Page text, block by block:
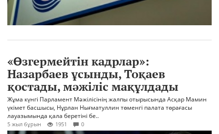
«Өзгермейтін кадрлар»:
Назарбаев ұсынды, Тоқаев
қостады, мәжіліс мақұлдады
Жұма күнгі Парламент Мәжілісінің жалпы отырысында Асқар Мамин
үкімет басшысы, Нұрлан Нығматуллин төменгі палата төрағасы
лауазымында қала беретіні бе..
5 жыл бұрын 1951 0